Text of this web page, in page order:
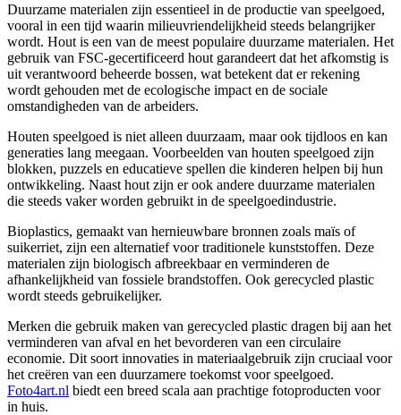
Duurzame materialen zijn essentieel in de productie van speelgoed,
vooral in een tijd waarin milieuvriendelijkheid steeds belangrijker
wordt. Hout is een van de meest populaire duurzame materialen. Het
gebruik van FSC-gecertificeerd hout garandeert dat het afkomstig is
uit verantwoord beheerde bossen, wat betekent dat er rekening
wordt gehouden met de ecologische impact en de sociale
omstandigheden van de arbeiders.
Houten speelgoed is niet alleen duurzaam, maar ook tijdloos en kan
generaties lang meegaan. Voorbeelden van houten speelgoed zijn
blokken, puzzels en educatieve spellen die kinderen helpen bij hun
ontwikkeling. Naast hout zijn er ook andere duurzame materialen
die steeds vaker worden gebruikt in de speelgoedindustrie.
Bioplastics, gemaakt van hernieuwbare bronnen zoals maïs of
suikerriet, zijn een alternatief voor traditionele kunststoffen. Deze
materialen zijn biologisch afbreekbaar en verminderen de
afhankelijkheid van fossiele brandstoffen. Ook gerecycled plastic
wordt steeds gebruikelijker.
Merken die gebruik maken van gerecycled plastic dragen bij aan het
verminderen van afval en het bevorderen van een circulaire
economie. Dit soort innovaties in materiaalgebruik zijn cruciaal voor
het creëren van een duurzamere toekomst voor speelgoed.
Foto4art.nl biedt een breed scala aan prachtige fotoproducten voor
in huis.